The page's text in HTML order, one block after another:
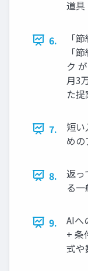
道具
6.
「
「
ク
月3
た
7.
短
めの
8.
返
る
9.
AIへ
+ 条
式や